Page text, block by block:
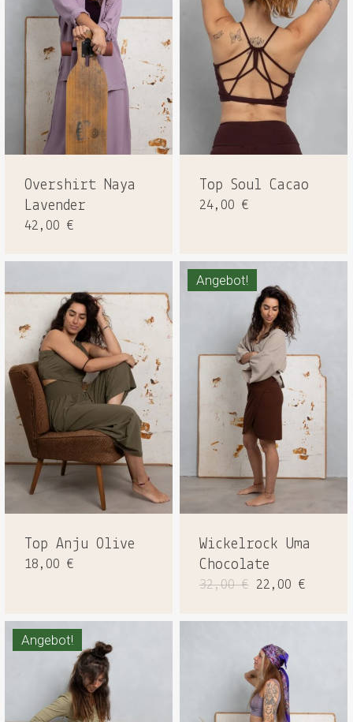
Overshirt Naya
Lavender
42,00 €
Top Soul Cacao
24,00 €
Top Anju Olive
18,00 €
Angebot!
Wickelrock Uma
Chocolate
32,00€ Ursprünglicher
22,00 €
Angebot!